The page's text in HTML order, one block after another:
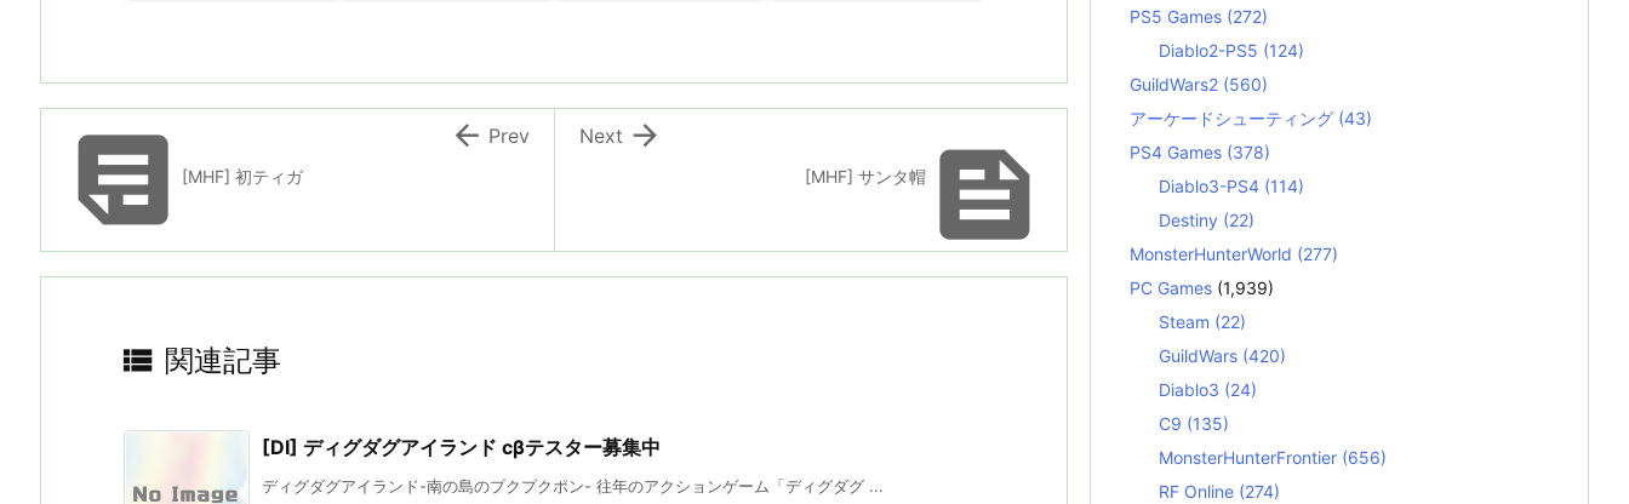

[MHF] サンタ帽

Next
[MHF] 初ティガ
 Prev
 関連記事
[DI] ディグダグアイランド cβテスター募集中
ディグダグアイランド-南の島のプクプクポン- 往年のアクションゲーム「ディグダグ ...
PS5 Games (272)
Diablo2-PS5 (124)
GuildWars2 (560)
アーケードシューティング (43)
PS4 Games (378)
Diablo3-PS4 (114)
Destiny (22)
MonsterHunterWorld (277)
PC Games (1,939)
Steam (22)
GuildWars (420)
Diablo3 (24)
C9 (135)
MonsterHunterFrontier (656)
RF Online (274)